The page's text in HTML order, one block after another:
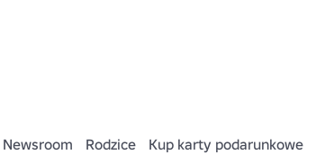
Newsroom Rodzice Kup karty podarunkowe